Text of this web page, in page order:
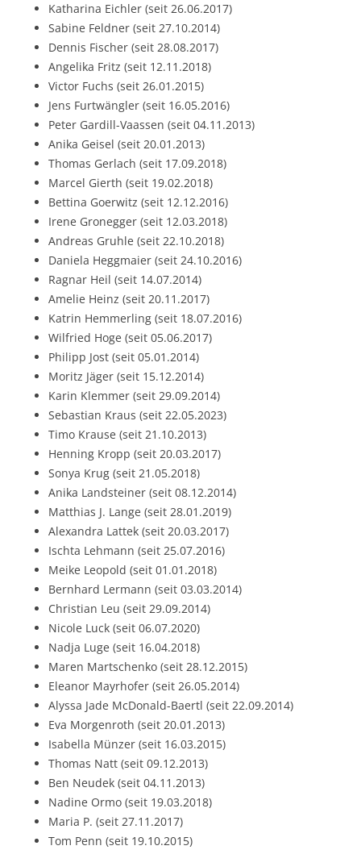
Katharina Eichler (seit 26.06.2017)
Sabine Feldner (seit 27.10.2014)
Dennis Fischer (seit 28.08.2017)
Angelika Fritz (seit 12.11.2018)
Victor Fuchs (seit 26.01.2015)
Jens Furtwängler (seit 16.05.2016)
Peter Gardill-Vaassen (seit 04.11.2013)
Anika Geisel (seit 20.01.2013)
Thomas Gerlach (seit 17.09.2018)
Marcel Gierth (seit 19.02.2018)
Bettina Goerwitz (seit 12.12.2016)
Irene Gronegger (seit 12.03.2018)
Andreas Gruhle (seit 22.10.2018)
Daniela Heggmaier (seit 24.10.2016)
Ragnar Heil (seit 14.07.2014)
Amelie Heinz (seit 20.11.2017)
Katrin Hemmerling (seit 18.07.2016)
Wilfried Hoge (seit 05.06.2017)
Philipp Jost (seit 05.01.2014)
Moritz Jäger (seit 15.12.2014)
Karin Klemmer (seit 29.09.2014)
Sebastian Kraus (seit 22.05.2023)
Timo Krause (seit 21.10.2013)
Henning Kropp (seit 20.03.2017)
Sonya Krug (seit 21.05.2018)
Anika Landsteiner (seit 08.12.2014)
Matthias J. Lange (seit 28.01.2019)
Alexandra Lattek (seit 20.03.2017)
Ischta Lehmann (seit 25.07.2016)
Meike Leopold (seit 01.01.2018)
Bernhard Lermann (seit 03.03.2014)
Christian Leu (seit 29.09.2014)
Nicole Luck (seit 06.07.2020)
Nadja Luge (seit 16.04.2018)
Maren Martschenko (seit 28.12.2015)
Eleanor Mayrhofer (seit 26.05.2014)
Alyssa Jade McDonald-Baertl (seit 22.09.2014)
Eva Morgenroth (seit 20.01.2013)
Isabella Münzer (seit 16.03.2015)
Thomas Natt (seit 09.12.2013)
Ben Neudek (seit 04.11.2013)
Nadine Ormo (seit 19.03.2018)
Maria P. (seit 27.11.2017)
Tom Penn (seit 19.10.2015)